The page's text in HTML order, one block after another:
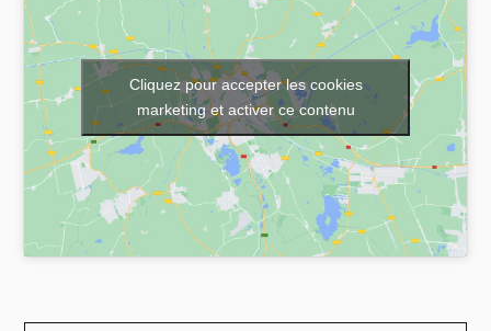
Cliquez pour accepter les cookies
marketing et activer ce contenu